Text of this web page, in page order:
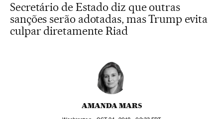
Secretário de Estado diz que outras
sanções serão adotadas, mas Trump evita
culpar diretamente Riad
AMANDA MARS